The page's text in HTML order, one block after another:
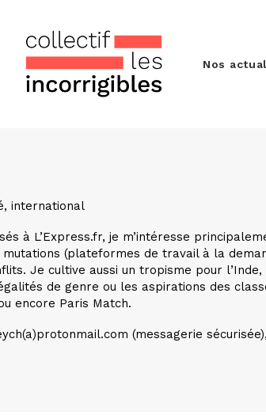
Nos
international
à L’Express.fr, je m’intéresse
(plateformes de travail à la
Je cultive aussi un tropisme pour
de genre ou les aspirations des
encore Paris Match.
(messagerie sécurisée),